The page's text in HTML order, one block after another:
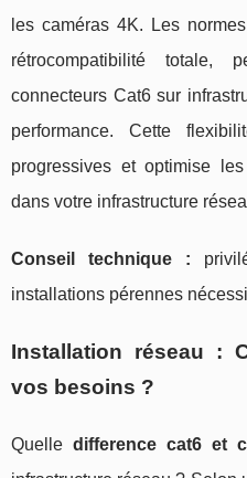
les caméras 4K. Les
rétrocompatibilité totale,
connecteurs Cat6 sur
performance. Cette
progressives et optimise
dans votre infrastructure
Conseil technique :
installations pérennes
Installation réseau :
vos besoins ?
Quelledifference cat6 et